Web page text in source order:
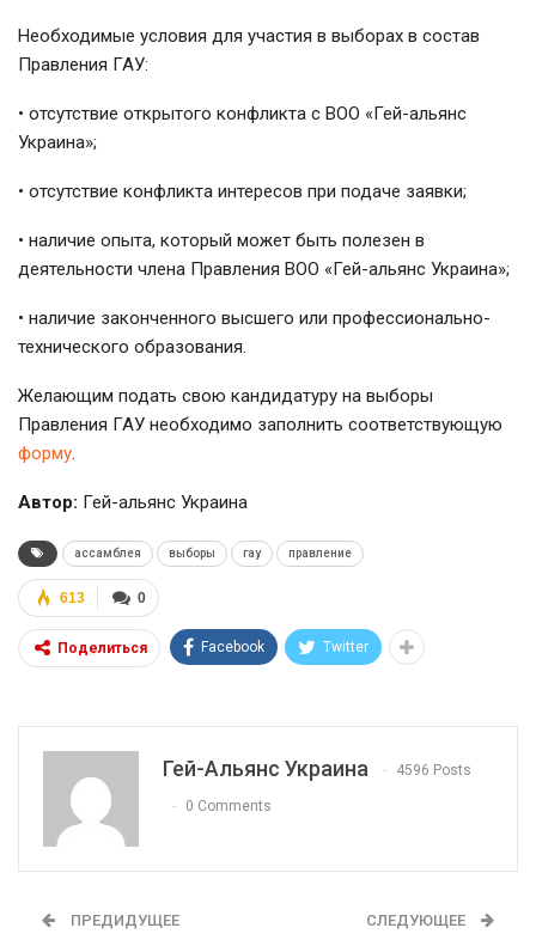
Необходимые условия для участия в выборах в состав
Правления ГАУ:
• отсутствие открытого конфликта с ВОО «Гей-альянс
Украина»;
• отсутствие конфликта интересов при подаче заявки;
• наличие опыта, который может быть полезен в
деятельности члена Правления ВОО «Гей-альянс Украина»;
• наличие законченного высшего или профессионально-
технического образования.
Желающим подать свою кандидатуру на выборы
Правления ГАУ необходимо заполнить соответствующую
форму.
Автор: Гей-альянс Украина
ассамблея выборы гау правление
0
613
Поделиться Facebook Twitter
Гей-Альянс Украина 4596 Posts
0 Comments
ПРЕДИДУЩЕЕ СЛЕДУЮЩЕЕ